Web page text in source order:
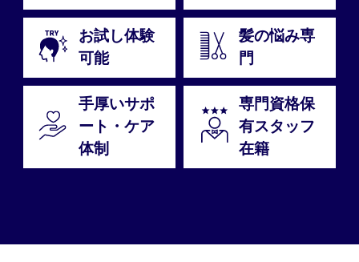
お試し体験
可能
髪の悩み専
門
手厚いサポ
ート・ケア
体制
専門資格保
有スタッフ
在籍